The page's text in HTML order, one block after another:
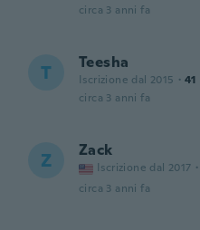
circa 3 anni fa
T Teesha
Iscrizione dal 2015 · 41
circa 3 anni fa
Z Zack
Iscrizione dal 2017 ·
circa 3 anni fa